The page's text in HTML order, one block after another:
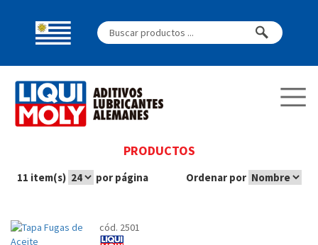
PRODUCTOS
11 item(s) por página Ordenar por
cód. 2501